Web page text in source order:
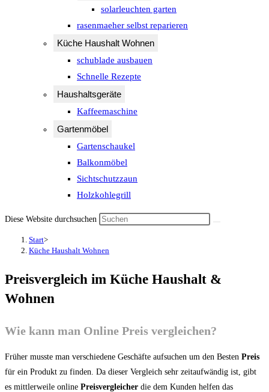
solarleuchten garten
rasenmaeher selbst reparieren
Küche Haushalt Wohnen
schublade ausbauen
Schnelle Rezepte
Haushaltsgeräte
Kaffeemaschine
Gartenmöbel
Gartenschaukel
Balkonmöbel
Sichtschutzzaun
Holzkohlegrill
Diese Website durchsuchen
Start>
Küche Haushalt Wohnen
Preisvergleich im Küche Haushalt &
Wohnen
Wie kann man Online Preis vergleichen?
Früher musste man verschiedene Geschäfte aufsuchen um den Besten Preis
für ein Produkt zu finden. Da dieser Vergleich sehr zeitaufwändig ist, gibt
es mittlerweile online Preisvergleicher die dem Kunden helfen das